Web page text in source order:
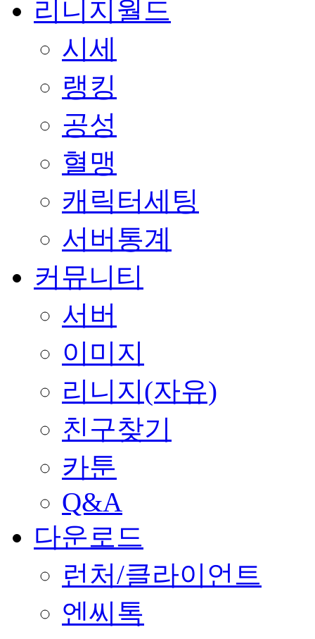
리니지월드
시세
랭킹
공성
혈맹
캐릭터세팅
서버통계
커뮤니티
서버
이미지
리니지(자유)
친구찾기
카툰
Q&A
다운로드
런처/클라이언트
엔씨톡